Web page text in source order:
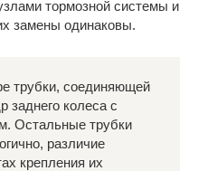
тормозной системы и
замены одинаковы.
трубки, соединяющей
заднего колеса с
Остальные трубки
различие
крепления их